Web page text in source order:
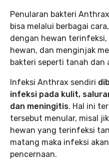
Penularan bakteri
bisa melalui berbagai
dengan hewan
hewan, dan menginjak
bakteri seperti tanah dan
Infeksi Anthrax sendiri
infeksi pada kulit,
dan meningitis. Hal ini
tersebut menular, misal
hewan yang terinfeksi
matang maka infeksi
pencernaan.